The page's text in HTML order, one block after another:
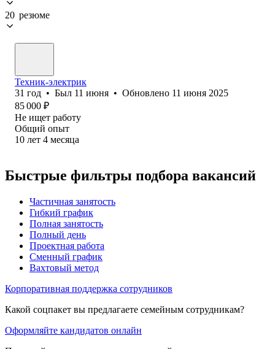
20 резюме
Техник-электрик
31 год • Был 11 июня • Обновлено 11 июня 2025
85 000 ₽
Не ищет работу
Общий опыт
10 лет 4 месяца
Быстрые фильтры подбора вакансий
Частичная занятость
Гибкий график
Полная занятость
Полный день
Проектная работа
Сменный график
Вахтовый метод
Корпоративная поддержка сотрудников
Какой соцпакет вы предлагаете семейным сотрудникам?
Оформляйте кандидатов онлайн